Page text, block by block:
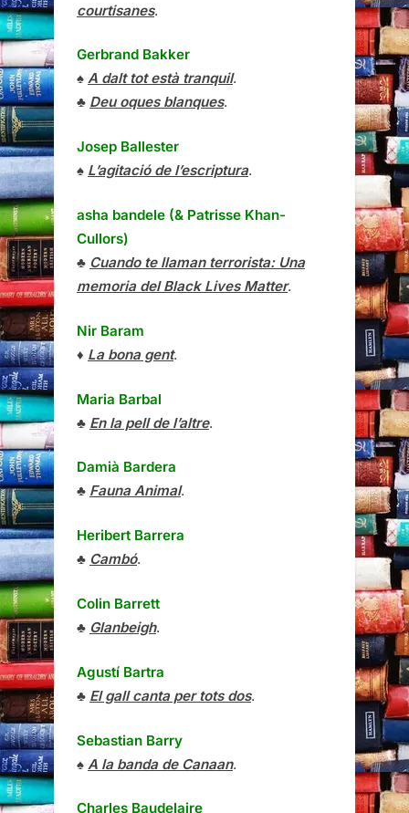
courtisanes.
Gerbrand Bakker
♠ A dalt tot està tranquil.
♣ Deu oques blanques.
Josep Ballester
♠ L’agitació de l’escriptura.
asha bandele (& Patrisse Khan-
Cullors)
♣ Cuando te llaman terrorista: Una
memoria del Black Lives Matter.
Nir Baram
♦ La bona gent.
Maria Barbal
♣ En la pell de l’altre.
Damià Bardera
♣ Fauna Animal.
Heribert Barrera
♣ Cambó.
Colin Barrett
♣ Glanbeigh.
Agustí Bartra
♣ El gall canta per tots dos.
Sebastian Barry
♠ A la banda de Canaan.
Charles Baudelaire